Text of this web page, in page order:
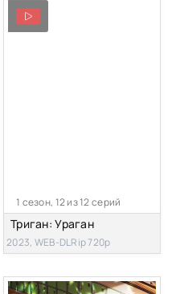
1 сезон, 12 из 12 серий
Триган: Ураган
2023, WEB-DLRip 720p